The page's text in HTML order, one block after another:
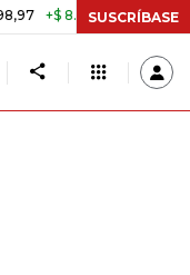
8.753,81 +2,19% TASA
SUSCRÍBASE